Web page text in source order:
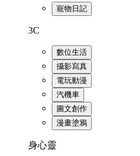
寵物日記
3C
數位生活
攝影寫真
電玩動漫
汽機車
圖文創作
漫畫塗鴉
身心靈